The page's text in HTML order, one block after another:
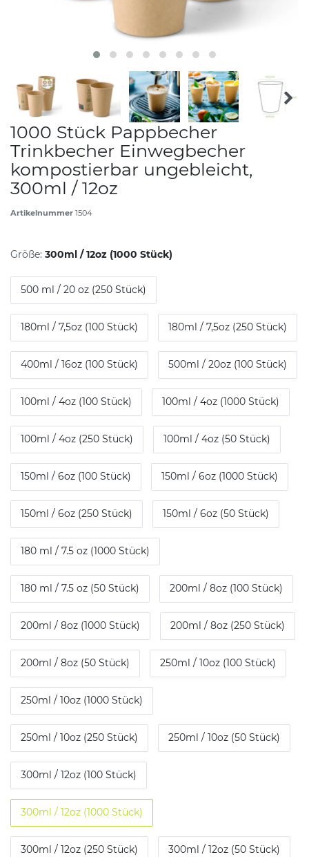
1000 Stück Pappbecher
Trinkbecher Einwegbecher
kompostierbar ungebleicht,
300ml / 12oz
Artikelnummer 1504
Größe: 300ml / 12oz (1000 Stück)
500 ml / 20 oz (250 Stück)
180ml / 7,5oz (100 Stück) 180ml / 7,5oz (250 Stück)
400ml / 16oz (100 Stück) 500ml / 20oz (100 Stück)
100ml / 4oz (100 Stück) 100ml / 4oz (1000 Stück)
100ml / 4oz (250 Stück) 100ml / 4oz (50 Stück)
150ml / 6oz (100 Stück) 150ml / 6oz (1000 Stück)
150ml / 6oz (250 Stück) 150ml / 6oz (50 Stück)
180 ml / 7.5 oz (1000 Stück)
180 ml / 7.5 oz (50 Stück) 200ml / 8oz (100 Stück)
200ml / 8oz (1000 Stück) 200ml / 8oz (250 Stück)
200ml / 8oz (50 Stück) 250ml / 10oz (100 Stück)
250ml / 10oz (1000 Stück)
250ml / 10oz (250 Stück) 250ml / 10oz (50 Stück)
300ml / 12oz (100 Stück)
300ml / 12oz (1000 Stück)
300ml / 12oz (250 Stück) 300ml / 12oz (50 Stück)